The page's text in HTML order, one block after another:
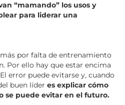
“mamando” los usos y
para liderar una
por falta de entrenamiento
Por ello hay que estar encima
error puede evitarse y, cuando
buen líder es explicar cómo
se puede evitar en el futuro.